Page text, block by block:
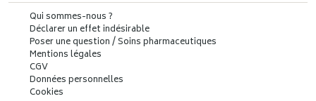
Qui sommes-nous ?
Déclarer un effet indésirable
Poser une question / Soins pharmaceutiques
Mentions légales
CGV
Données personnelles
Cookies